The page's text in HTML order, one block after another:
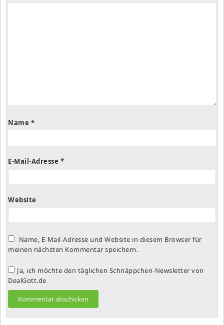
Name *
E-Mail-Adresse *
Website
Name, E-Mail-Adresse und Website in diesem Browser für
meinen nächsten Kommentar speichern.
Ja, ich möchte den täglichen Schnäppchen-Newsletter von
DealGott.de